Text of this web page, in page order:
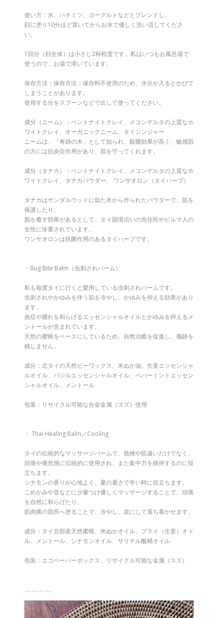
使い方：水、ハチミツ、ヨーグルトなどとブレンドし、
顔に塗り10分ほど置いてからお水で優しく洗い流してくださ
い。
1回分（顔全体）は小さじ2杯程度です。私はいつもお風呂場で
使うので、お湯で溶いています。
保存方法：保存方法：保存料不使用のため、水分が入るとかびて
しまうことがあります。
使用する分をスプーンなどで出して使ってください。
成分（ニーム）：ベントナイトクレイ、メコンデルタの上質なホ
ワイトクレイ、オーガニックニーム、タイジンジャー
ニームは、「奇跡の木」として知られ、殺菌効果が高く、敏感肌
の方には抗炎症作用があり、肌を守ってくれます。
成分（タナカ）：ベントナイトクレイ、メコンデルタの上質なホ
ワイトクレイ、タナカパウダー、 ワンサオロン（タイハーブ）
タナカはサンダルウッドに似た木から作られたパウダーで、肌を
保護したり、
肌を癒す効果があるとして、タイ国境沿いの先住民やビルマ人の
女性に珍重されています。
ワンサオロンは抗菌作用のあるタイハーブです。
・Bug Bite Balm（虫刺されバーム）
私も毎度タイに行くと愛用している虫刺されバームです。
虫刺されやかゆみを伴う肌を冷やし、かゆみを抑える効果があり
ます。
炎症や腫れを和らげるエッセンシャルオイルとかゆみを抑えるメ
ントールが含まれています。
天然の蜜蝋をベースにしているため、自然治癒を促進し、傷跡を
残しません。
成分：北タイの天然ビーワックス、米ぬか油、生姜エッセンシャ
ルオイル、バジルエッセンシャルオイル、ペパーミントエッセン
シャルオイル、メントール
包装：リサイクル可能な合金金属（スズ）使用
・ Thai Healing Balm／Cooling
タイの伝統的なマッサージバームで、捻挫や筋違いだけでなく、
頭痛や倦怠感に伝統的に使用され、また集中力を維持するのに役
立ちます。
シナモンの香りが心地よく、夏の暑さで辛い時に役立ちます。
こめかみや首などに少量つけ優しくマッサージすることで、頭痛
を自然に和らげたり、
筋肉痛の箇所へ塗ることで、冷やし、楽にして落ち着かせます。
成分：タイ北部産天然蜜蝋、米ぬかオイル、プライ（生姜）オイ
ル、メントール、シナモンオイル、サリチル酸精オイル
包装：エコペーパーボックス、リサイクル可能な金属（スズ）
𓂃𓂃𓂃𓂃